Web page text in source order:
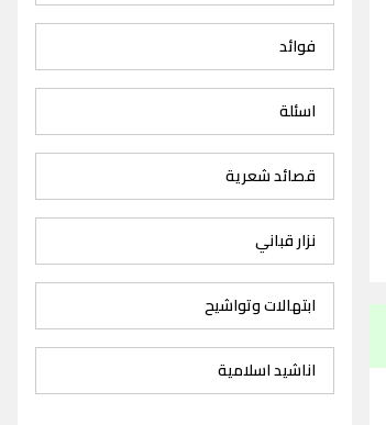
فوائد
اسئلة
قصائد شعرية
نزار قباني
ابتهالات وتواشيح
اناشيد اسلامية